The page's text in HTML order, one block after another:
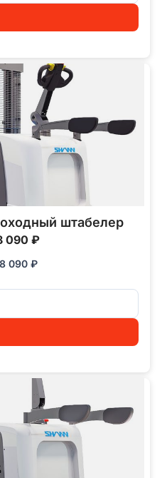
штабелер
090 ₽
090 ₽